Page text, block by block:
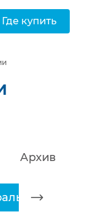
Где купить
Архив